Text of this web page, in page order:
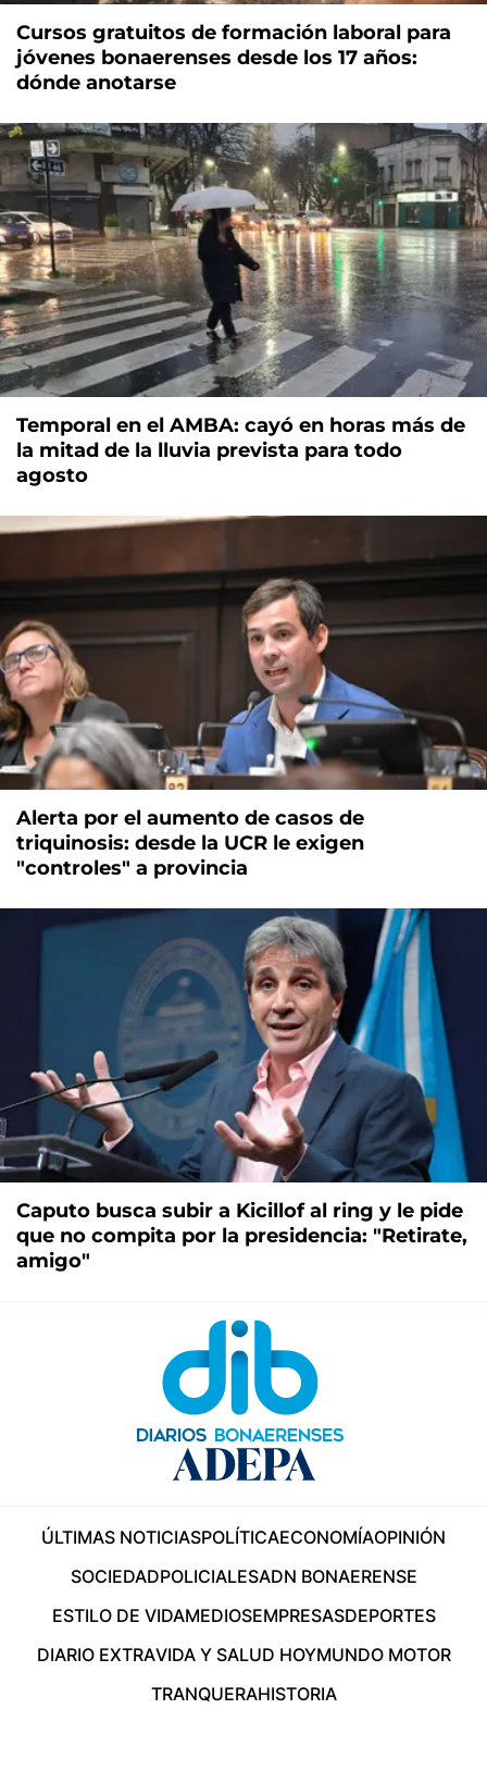
Cursos gratuitos de formación laboral para
jóvenes bonaerenses desde los 17 años:
dónde anotarse
Temporal en el AMBA: cayó en horas más de
la mitad de la lluvia prevista para todo
agosto
Alerta por el aumento de casos de
triquinosis: desde la UCR le exigen
"controles" a provincia
Caputo busca subir a Kicillof al ring y le pide
que no compita por la presidencia: "Retirate,
amigo"
ÚLTIMAS NOTICIASPOLÍTICAECONOMÍAOPINIÓN
SOCIEDADPOLICIALESADN BONAERENSE
ESTILO DE VIDAMEDIOSEMPRESASDEPORTES
DIARIO EXTRAVIDA Y SALUD HOYMUNDO MOTOR
TRANQUERAHISTORIA